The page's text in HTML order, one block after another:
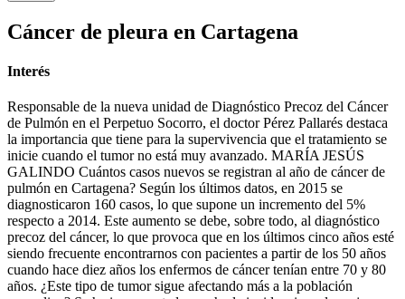
Cáncer de pleura en Cartagena
Interés
Responsable de la nueva unidad de Diagnóstico Precoz del Cáncer
de Pulmón en el Perpetuo Socorro, el doctor Pérez Pallarés destaca
la importancia que tiene para la supervivencia que el tratamiento se
inicie cuando el tumor no está muy avanzado. MARÍA JESÚS
GALINDO Cuántos casos nuevos se registran al año de cáncer de
pulmón en Cartagena? Según los últimos datos, en 2015 se
diagnosticaron 160 casos, lo que supone un incremento del 5%
respecto a 2014. Este aumento se debe, sobre todo, al diagnóstico
precoz del cáncer, lo que provoca que en los últimos cinco años esté
siendo frecuente encontrarnos con pacientes a partir de los 50 años
cuando hace diez años los enfermos de cáncer tenían entre 70 y 80
años. ¿Este tipo de tumor sigue afectando más a la población